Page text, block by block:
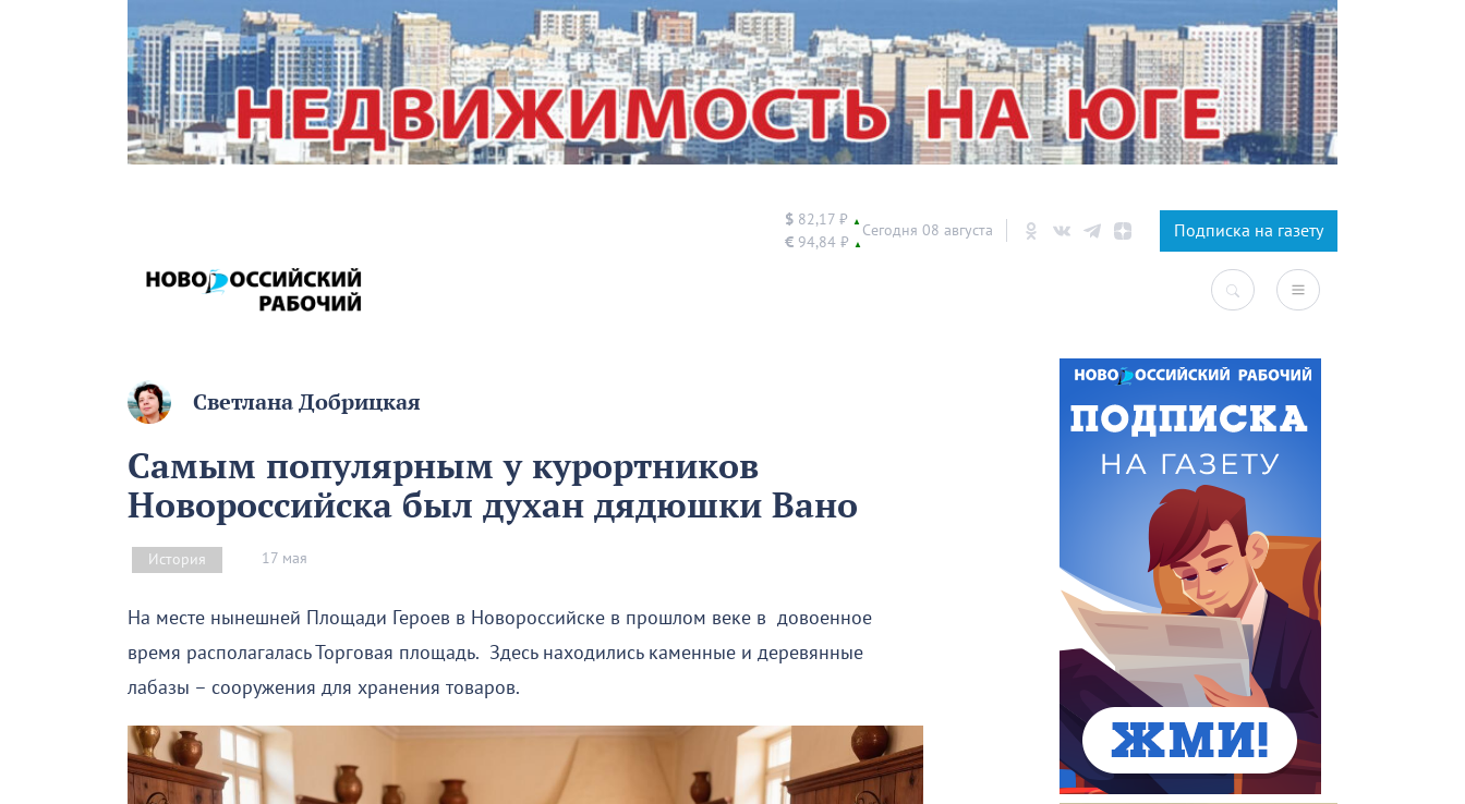
$ 82,17 ₽ ▲
€ 94,84 ₽ ▲
Сегодня 08 августа Подписка на газету
Светлана Добрицкая
Самым популярным у курортников
Новороссийска был духан дядюшки Вано
История 17 мая
На месте нынешней Площади Героев в Новороссийске в прошлом веке в довоенное
время располагалась Торговая площадь. Здесь находились каменные и деревянные
лабазы – сооружения для хранения товаров.